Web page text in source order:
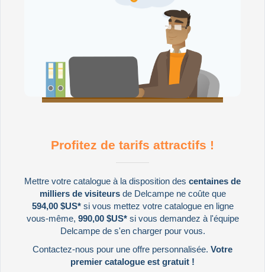
Profitez de tarifs attractifs !
Mettre votre catalogue à la disposition des centaines de
milliers de visiteursde Delcampe ne coûte que
594,00 $US*si vous mettez votre catalogue en ligne
vous-même, 990,00 $US*si vous demandez à l'équipe
Delcampe de s'en charger pour vous.
Contactez-nous pour une offre personnalisée. Votre
premier catalogue est gratuit !